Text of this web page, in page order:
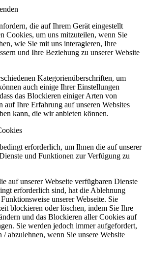
die auf Ihrem Gerät eingestellt
Cookies, um uns mitzuteilen, wenn Sie
wie Sie mit uns interagieren, Ihre
und Ihre Beziehung zu unserer Website
Kategorienüberschriften, um
auch einige Ihrer Einstellungen
das Blockieren einiger Arten von
auf Ihre Erfahrung auf unseren Websites
kann, die wir anbieten können.
erforderlich, um Ihnen die auf unserer
und Funktionen zur Verfügung zu
auf unserer Webseite verfügbaren Dienste
erforderlich sind, hat die Ablehnung
unserer Webseite. Sie
blockieren oder löschen, indem Sie Ihre
und das Blockieren aller Cookies auf
Sie werden jedoch immer aufgefordert,
/ abzulehnen, wenn Sie unsere Website